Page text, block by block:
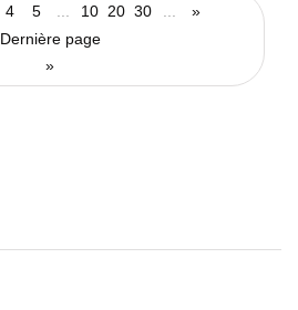
4 5 10 20 30
»
Dernière page
»